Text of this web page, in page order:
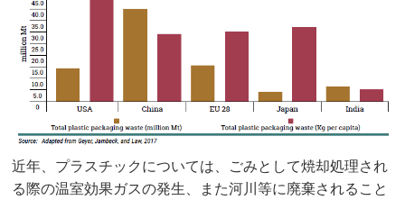
近年、プラスチックについては、ごみとして焼却処理され
る際の温室効果ガスの発生、また河川等に廃棄されること